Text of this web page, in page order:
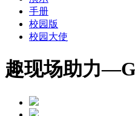
手册
校园版
校园大使
趣现场助力